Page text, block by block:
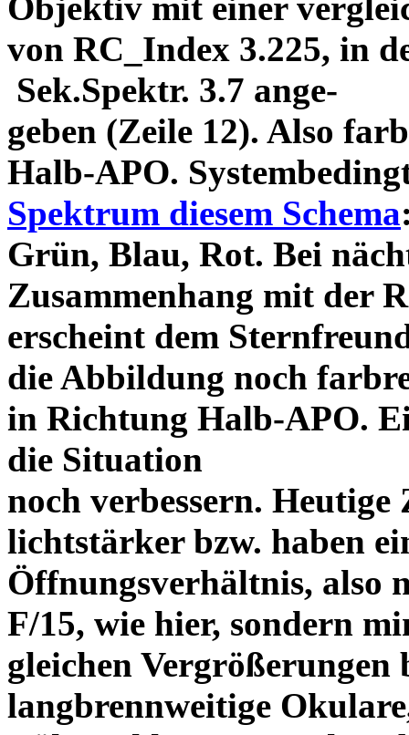
von RC_Index 3.225, in
Sek.Spektr. 3.7 ange-
geben (Zeile 12). Also
Halb-APO.
Spektrum diesem Schema
Grün, Blau, Rot. Bei
Zusammenhang mit der
erscheint dem
die Abbildung noch
in Richtung Halb-APO.
die Situation
noch verbessern.
lichtstärker bzw. haben
Öffnungsverhältnis, also
F/15, wie hier, sondern
gleichen
langbrennweitige